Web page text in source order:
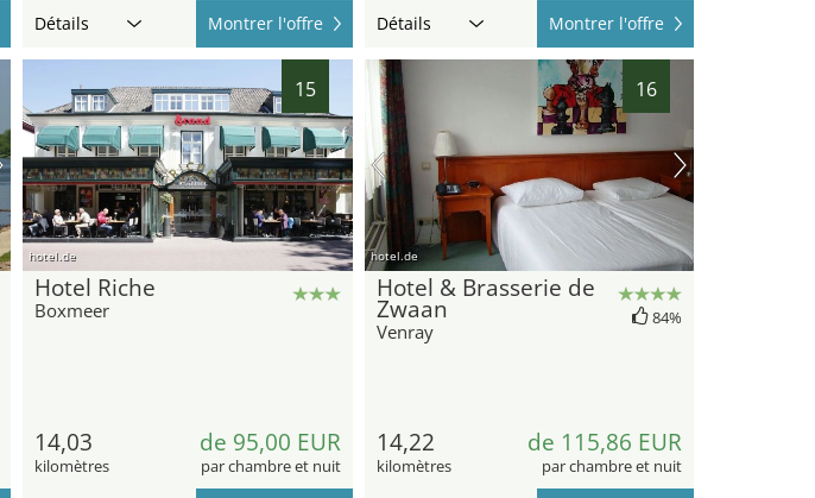
Détails Montrer l'offre Détails Montrer l'offre
15
hotel.de
Hotel Riche
Boxmeer
14,03
kilomètres
de 95,00 EUR
par chambre et nuit
16
hotel.de
Hotel & Brasserie de
Zwaan
Venray
84%
14,22
kilomètres
de 115,86 EUR
par chambre et nuit